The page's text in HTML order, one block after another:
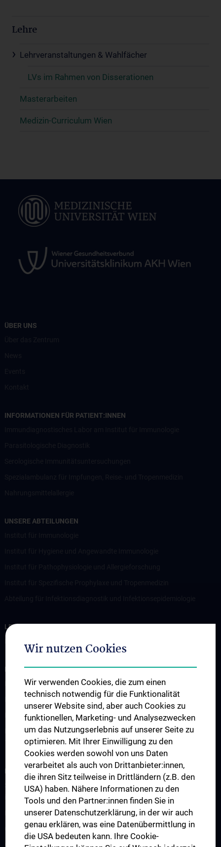
Lehre
Lehrveranstaltungen & Wahlfächer
LVs im Rahmen von Disserationen
Masterarbeiten
Medizin-Curriculum Wien
ÜBER UNS
INFORMATIONEN FÜR PATIENT:INNEN
UNSERE ABTEILUNGEN
LEHRE
FORSCHUNG
Forschung Institut für Pathophysiologie und Allergieforschung
Forschung Institut für Immunologie
Forschung Institut für Hygiene und Angewandte Immunologie
Forschung Institut für Spezifische Prophylaxe und
Tropenmedizin
FORSCHUNGSPROJEKTE
SFB-F70: HIT - HDACs as regulators of T cell-mediated immunity
in health and disease
Nahrungsmittelallergie
Calcium Sensing Receptor (CaSR)
CLIMOS
Wir nutzen Cookies
Wir verwenden Cookies, die zum einen
technisch notwendig für die Funktionalität
unserer Website sind, aber auch Cookies zu
funktionellen, Marketing- und Analysezwecken
um das Nutzungserlebnis auf unserer Seite zu
optimieren. Mit Ihrer Einwilligung zu den
Cookies werden sowohl von uns Daten
verarbeitet als auch von Drittanbieter:innen,
die ihren Sitz teilweise in Drittländern (z.B. den
USA) haben. Nähere Informationen zu den
Tools und den Partner:innen finden Sie in
unserer Datenschutzerklärung, in der wir auch
genau erklären, was eine Datenübermittlung in
die USA bedeuten kann. Ihre Cookie-